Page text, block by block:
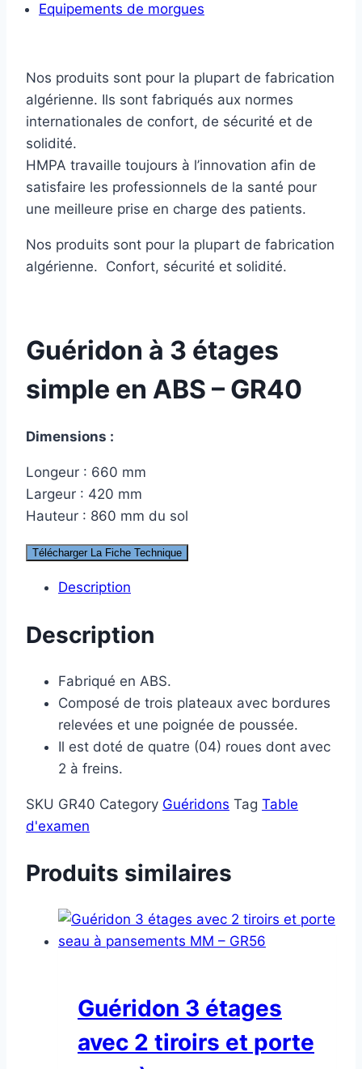
Equipements de morgues
Nos produits sont pour la plupart de fabrication
algérienne. Ils sont fabriqués aux normes
internationales de confort, de sécurité et de
solidité.
HMPA travaille toujours à l’innovation afin de
satisfaire les professionnels de la santé pour
une meilleure prise en charge des patients.
Nos produits sont pour la plupart de fabrication
algérienne. Confort, sécurité et solidité.
Guéridon à 3 étages
simple en ABS – GR40
Dimensions :
Longeur : 660 mm
Largeur : 420 mm
Hauteur : 860 mm du sol
Télécharger La Fiche Technique
Description
Description
Fabriqué en ABS.
Composé de trois plateaux avec bordures
relevées et une poignée de poussée.
Il est doté de quatre (04) roues dont avec
2 à freins.
SKU GR40 Category Guéridons Tag Table
d'examen
Produits similaires
Guéridon 3 étages
avec 2 tiroirs et porte